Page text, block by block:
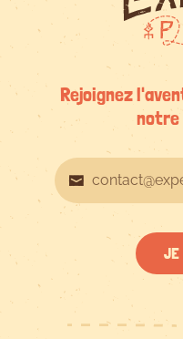
Rejoignez
JE